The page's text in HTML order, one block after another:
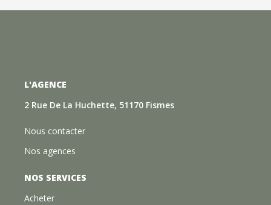
L'AGENCE
2 Rue De La Huchette, 51170 Fismes
Nous contacter
Nos agences
NOS SERVICES
Acheter